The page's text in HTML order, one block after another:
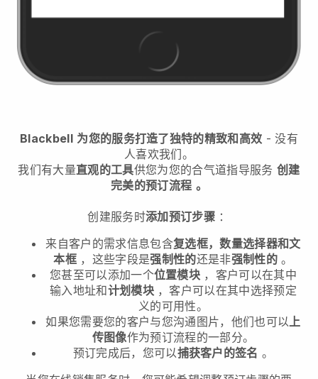
Blackbell 为您的服务打造了独特的精致和高效 - 没有
人喜欢我们。
我们有大量直观的工具供您为您的合气道指导服务 创建
完美的预订流程 。
创建服务时添加预订步骤：
来自客户的需求信息包含复选框，数量选择器和文
本框 ，这些字段是强制性的还是非强制性的。
您甚至可以添加一个位置模块 ，客户可以在其中
输入地址和计划模块，客户可以在其中选择预定
义的可用性。
如果您需要您的客户与您沟通图片，他们也可以上
传图像作为预订流程的一部分。
预订完成后，您可以捕获客户的签名 。